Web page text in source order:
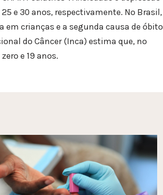
e 30 anos, respectivamente. No Brasil,
crianças e a segunda causa de óbito
do Câncer (Inca) estima que, no
e 19 anos.